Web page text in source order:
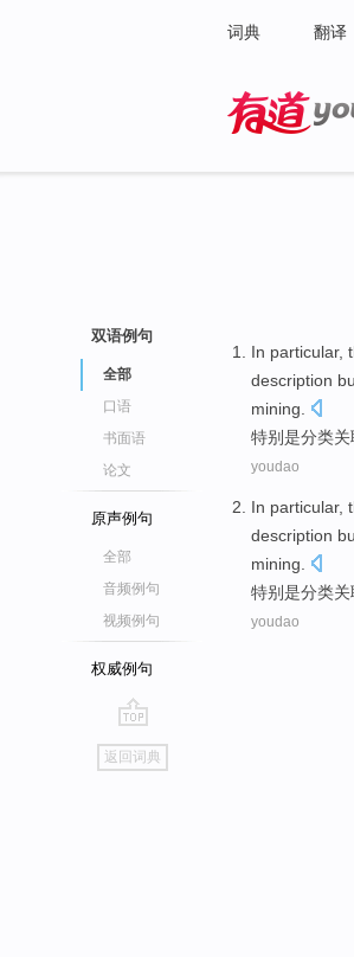
词典 翻译
双语例句
全部
口语
书面语
论文
原声例句
全部
音频例句
视频例句
权威例句
go
top
返回词典
In particular,
description
mining
特别是分类关
youdao
In particular,
description
mining
特别是分类关
youdao